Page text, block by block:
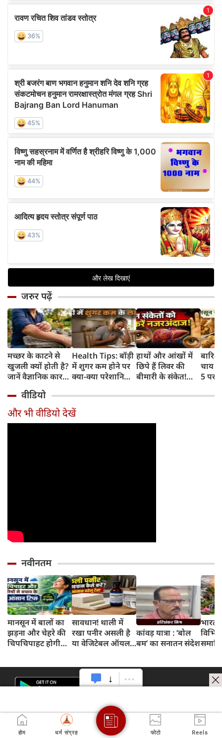
जरुर पढ़ें
मच्छर के काटने से
खुजली क्यों होती है?
जानें वैज्ञानिक कारण
Health Tips: बॉड़ी
में शुगर कम होने पर
क्या-क्या परेशानियां
बातें
हाथों और आंखों में
छिपे हैं लिवर की
बीमारी के संकेत!
नजरअंदाज
चाय
5
वीडियो
और भी वीडियो देखें
नवीनतम
मानसून में बालों का
झड़ना और चेहरे की
चिपचिपाहट होगी
ये 5 लाइफस्टाइल
टिप्स
सावधान! थाली में
रखा पनीर असली है
या वेजिटेबल ऑयल
जानें सच्चाई
कांवड़ यात्रा : ‘बोल
बम’ का सनातन संदेश
भारत
होम धर्म संग्रह फोटो Reels